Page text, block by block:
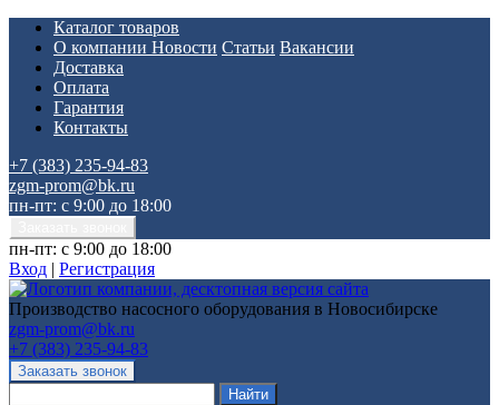
Каталог товаров
О компании Новости Статьи Вакансии
Доставка
Оплата
Гарантия
Контакты
+7 (383) 235-94-83
zgm-prom@bk.ru
пн-пт: с 9:00 до 18:00
пн-пт: с 9:00 до 18:00
Вход | Регистрация
Производство насосного оборудования в Новосибирске
zgm-prom@bk.ru
+7 (383) 235-94-83